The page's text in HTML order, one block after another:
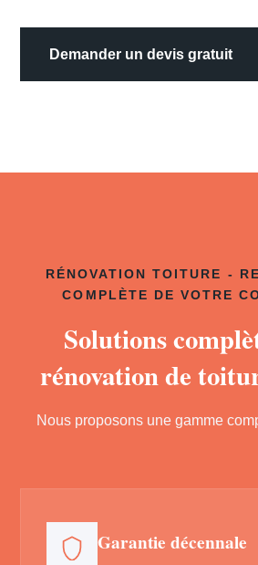
Demander un devis gratuit
RÉNOVATION TOITURE -
COMPLÈTE DE VOTRE
Solutions
rénovation de
Nous proposons une gamme
Garantie décennale